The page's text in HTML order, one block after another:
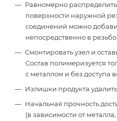
Равномерно распределить
поверхности наружной
соединений можно
непосредственно в
Смонтировать узел и
Состав полимеризуется
с металлом и без доступа
Излишки продукта
Начальная прочность
(в зависимости от